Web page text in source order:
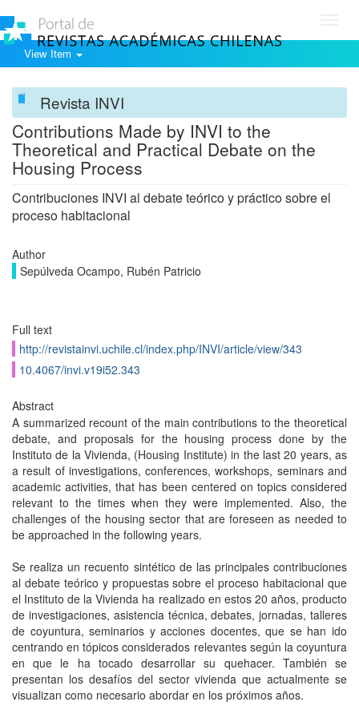
View Item
Revista INVI
Contributions Made by INVI to the
Theoretical and Practical Debate on the
Housing Process
Contribuciones INVI al debate teórico y práctico sobre el
proceso habitacional
Author
Sepúlveda Ocampo, Rubén Patricio
Full text
http://revistainvi.uchile.cl/index.php/INVI/article/view/343
10.4067/invi.v19i52.343
Abstract
A summarized recount of the main contributions to the theoretical
debate, and proposals for the housing process done by the
Instituto de la Vivienda, (Housing Institute) in the last 20 years, as
a result of investigations, conferences, workshops, seminars and
academic activities, that has been centered on topics considered
relevant to the times when they were implemented. Also, the
challenges of the housing sector that are foreseen as needed to
be approached in the following years.
Se realiza un recuento sintético de las principales contribuciones
al debate teórico y propuestas sobre el proceso habitacional que
el Instituto de la Vivienda ha realizado en estos 20 años, producto
de investigaciones, asistencia técnica, debates, jornadas, talleres
de coyuntura, seminarios y acciones docentes, que se han ido
centrando en tópicos considerados relevantes según la coyuntura
en que le ha tocado desarrollar su quehacer. También se
presentan los desafíos del sector vivienda que actualmente se
visualizan como necesario abordar en los próximos años.